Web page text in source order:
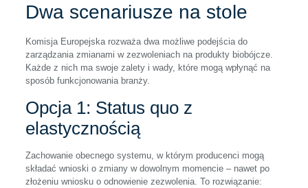
Dwa scenariusze na stole
Komisja Europejska rozważa dwa możliwe podejścia do
zarządzania zmianami w zezwoleniach na produkty biobójcze.
Każde z nich ma swoje zalety i wady, które mogą wpłynąć na
sposób funkcjonowania branży.
Opcja 1: Status quo z
elastycznością
Zachowanie obecnego systemu, w którym producenci mogą
składać wnioski o zmiany w dowolnym momencie – nawet po
złożeniu wniosku o odnowienie zezwolenia. To rozwiązanie: